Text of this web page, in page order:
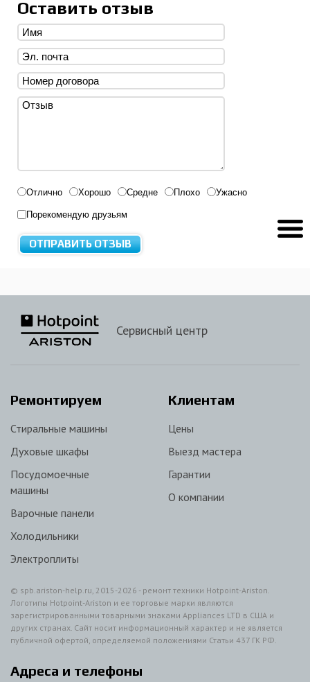
Оставить отзыв
Отлично Хорошо Средне Плохо Ужасно
Порекомендую друзьям
Сервисный центр
Ремонтируем
Стиральные машины
Духовые шкафы
Посудомоечные
машины
Варочные панели
Холодильники
Электроплиты
Клиентам
Цены
Выезд мастера
Гарантии
О компании
© spb.ariston-help.ru, 2015-2026 - ремонт техники Hotpoint-Ariston.
Логотипы Hotpoint-Ariston и ее торговые марки являются
зарегистрированными товарными знаками Appliances LTD в США и
других странах. Сайт носит информационный характер и не является
публичной офертой, определяемой положениями Статьи 437 ГК РФ.
Адреса и телефоны